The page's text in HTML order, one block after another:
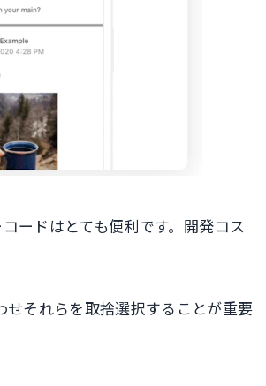
ードはとても便利です。開発コス
それらを取捨選択することが重要